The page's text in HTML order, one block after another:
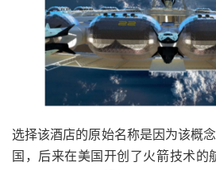
选择该酒店的原始名称是因为该概
国，后来在美国开创了火箭技术的